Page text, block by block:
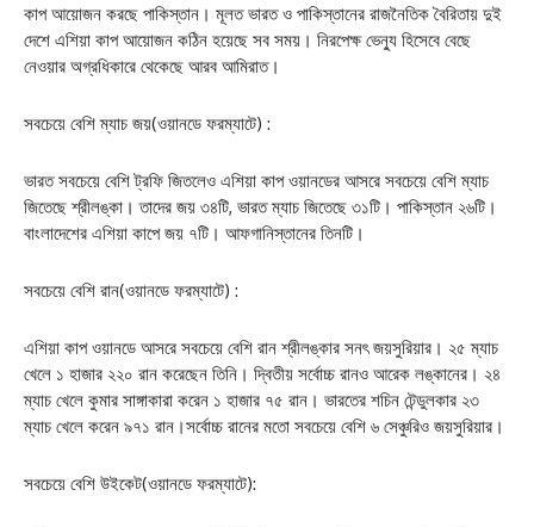
কাপ আয়োজন করছে পাকিস্তান। মূলত ভারত ও পাকিস্তানের রাজনৈতিক বৈরিতায় দুই
দেশে এশিয়া কাপ আয়োজন কঠিন হয়েছে সব সময়। নিরপেক্ষ ভেন্যু হিসেবে বেছে
নেওয়ার অগ্রধিকারে থেকেছে আরব আমিরাত।
সবচেয়ে বেশি ম্যাচ জয়(ওয়ানডে ফরম্যাটে) :
ভারত সবচেয়ে বেশি ট্রফি জিতলেও এশিয়া কাপ ওয়ানডের আসরে সবচেয়ে বেশি ম্যাচ
জিতেছে শ্রীলঙ্কা। তাদের জয় ৩৪টি, ভারত ম্যাচ জিতেছে ৩১টি। পাকিস্তান ২৬টি।
বাংলাদেশের এশিয়া কাপে জয় ৭টি। আফগানিস্তানের তিনটি।
সবচেয়ে বেশি রান(ওয়ানডে ফরম্যাটে) :
এশিয়া কাপ ওয়ানডে আসরে সবচেয়ে বেশি রান শ্রীলঙ্কার সনৎ জয়সুরিয়ার। ২৫ ম্যাচ
খেলে ১ হাজার ২২০ রান করেছেন তিনি। দ্বিতীয় সর্বোচ্চ রানও আরেক লঙ্কানের। ২৪
ম্যাচ খেলে কুমার সাঙ্গাকারা করেন ১ হাজার ৭৫ রান। ভারতের শচিন টেন্ডুলকার ২৩
ম্যাচ খেলে করেন ৯৭১ রান।সর্বোচ্চ রানের মতো সবচেয়ে বেশি ৬ সেঞ্চুরিও জয়সুরিয়ার।
সবচেয়ে বেশি উইকেট(ওয়ানডে ফরম্যাটে):